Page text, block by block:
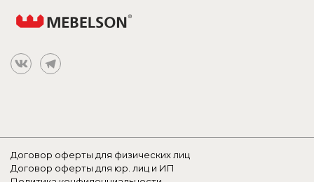
Договор оферты для физических лиц
Договор оферты для юр. лиц и ИП